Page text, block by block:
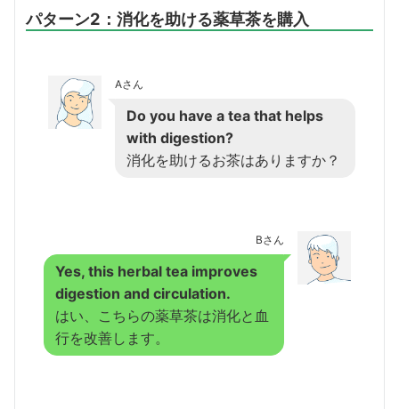
パターン2：消化を助ける薬草茶を購入
Aさん
Do you have a tea that helps
with digestion?
消化を助けるお茶はありますか？
Bさん
Yes, this herbal tea improves
digestion and circulation.
はい、こちらの薬草茶は消化と血
行を改善します。